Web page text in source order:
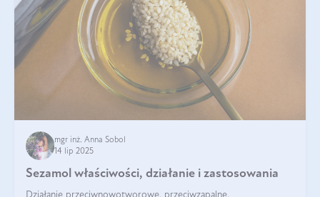
mgr inż. Anna Sobol
14 lip 2025
Sezamol właściwości, działanie i zastosowania